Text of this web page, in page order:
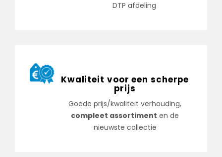
DTP afdeling
Kwaliteit voor een scherpe
prijs
Goede prijs/kwaliteit verhouding,
compleet assortiment en de
nieuwste collectie